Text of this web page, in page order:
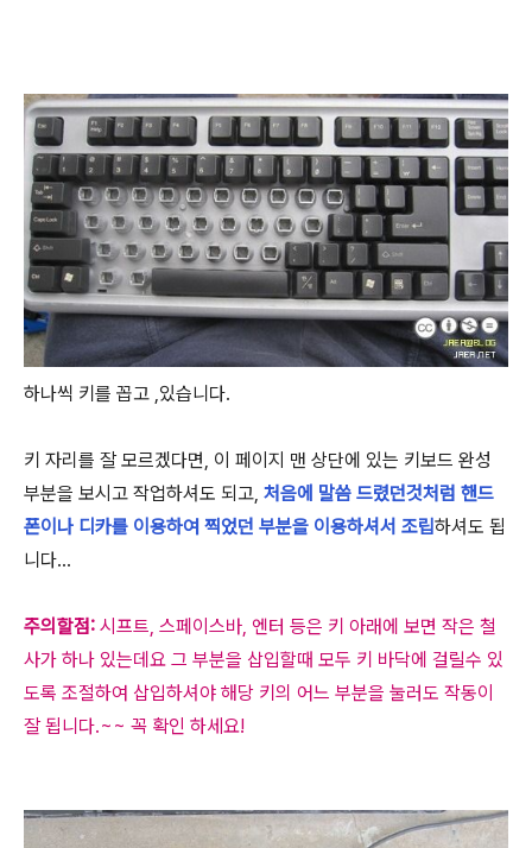
하나씩 키를 꼽고 ,있습니다.
키 자리를 잘 모르겠다면, 이 페이지 맨 상단에 있는 키보드 완성
부분을 보시고 작업하셔도 되고, 처음에 말씀 드렸던것처럼 핸드
폰이나 디카를 이용하여 찍었던 부분을 이용하셔서 조립하셔도 됩
니다...
주의할점: 시프트, 스페이스바, 엔터 등은 키 아래에 보면 작은 철
사가 하나 있는데요 그 부분을 삽입할때 모두 키 바닥에 걸릴수 있
도록 조절하여 삽입하셔야 해당 키의 어느 부분을 눌러도 작동이
잘 됩니다.~~ 꼭 확인 하세요!